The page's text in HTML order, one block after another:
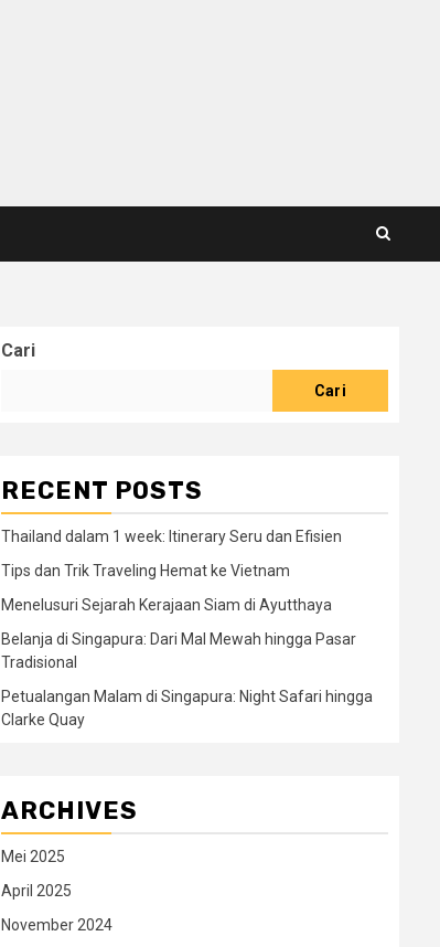
Cari
Cari
RECENT POSTS
Thailand dalam 1 week: Itinerary Seru dan Efisien
Tips dan Trik Traveling Hemat ke Vietnam
Menelusuri Sejarah Kerajaan Siam di Ayutthaya
Belanja di Singapura: Dari Mal Mewah hingga Pasar
Tradisional
Petualangan Malam di Singapura: Night Safari hingga
Clarke Quay
ARCHIVES
Mei 2025
April 2025
November 2024